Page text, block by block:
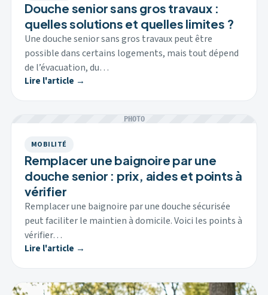
Douche senior sans gros travaux :
quelles solutions et quelles limites ?
Une douche senior sans gros travaux peut être
possible dans certains logements, mais tout dépend
de l’évacuation, du…
Lire l'article →
PHOTO
MOBILITÉ
Remplacer une baignoire par une
douche senior : prix, aides et points à
vérifier
Remplacer une baignoire par une douche sécurisée
peut faciliter le maintien à domicile. Voici les points à
vérifier…
Lire l'article →